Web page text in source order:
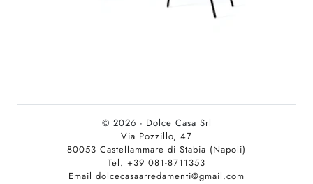
© 2026 - Dolce Casa Srl
Via Pozzillo, 47
80053 Castellammare di Stabia (Napoli)
Tel. +39 081-8711353
Email dolcecasaarredamenti@gmail.com